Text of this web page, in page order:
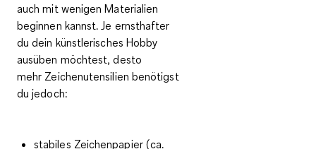
auch mit wenigen Materialien
beginnen kannst. Je ernsthafter
du dein künstlerisches Hobby
ausüben möchtest, desto
mehr Zeichenutensilien benötigst
du jedoch:
stabiles Zeichenpapier (ca.